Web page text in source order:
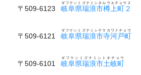
〒509-6123 岐阜県瑞浪市樽上町２
ギフケンミズナミシタルウエチョウ２
〒509-6121 岐阜県瑞浪市寺河戸町
ギフケンミズナミシテラカワドチョウ
〒509-6101 岐阜県瑞浪市土岐町
ギフケンミズナミシトキチョウ